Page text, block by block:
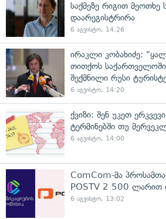
საქმეზე რიგით მეოთხე
დაარეგისტრირა
6 აგვისტო, 14:26
ირაკლი კობახიძე:
თითქოს
შექმნილი რუსი
6 აგვისტო, 14:20
ქვიზი: შენ უკეთ
ტერმინებში თუ
6 აგვისტო, 14:00
ComCom-მა
POSTV 2 500 ლარით
6 აგვისტო, 13:02